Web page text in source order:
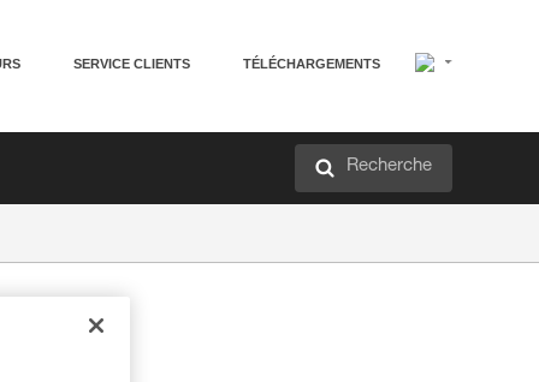
SERVICE CLIENTS TÉLÉCHARGEMENTS
Recherche